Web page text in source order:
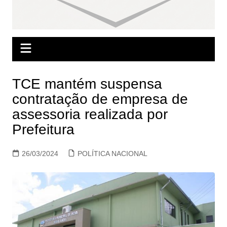
TCE mantém suspensa
contratação de empresa de
assessoria realizada por
Prefeitura
26/03/2024 POLÍTICA NACIONAL